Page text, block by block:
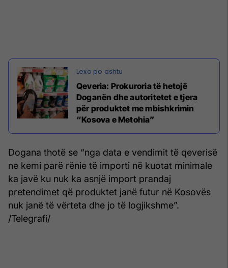
Qeveria: Prokuroria të hetojë
Doganën dhe autoritetet e tjera
për produktet me mbishkrimin
“Kosova e Metohia”
Dogana thotë se “nga data e vendimit të qeverisë
ne kemi parë rënie të importi në kuotat minimale
ka javë ku nuk ka asnjë import prandaj
pretendimet që produktet janë futur në Kosovës
nuk janë të vërteta dhe jo të logjikshme”.
/Telegrafi/